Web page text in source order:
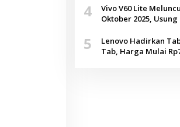
4
Vivo V60 Lite
Oktober 2025, Usung
5
Lenovo Hadirkan
Tab, Harga Mulai